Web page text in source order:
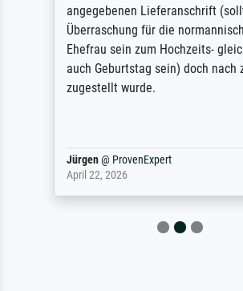
angegebenen Lieferanschrift
Überraschung für die
Ehefrau sein zum Hochzeits-
auch Geburtstag sein) doch nach
zugestellt wurde.
Jürgen@ ProvenExpert
April 22, 2026